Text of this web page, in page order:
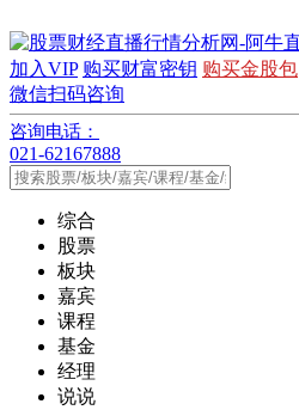
加入VIP 购买财富密钥 购买金股包
微信扫码咨询
咨询电话：
021-62167888
综合
股票
板块
嘉宾
课程
基金
经理
说说